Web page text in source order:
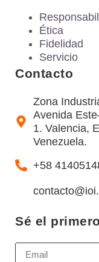
Ética
Fidelidad
Servicio
Contacto
Zona
Avenida
1. Valencia,
Venezuela.
+58
Sé el